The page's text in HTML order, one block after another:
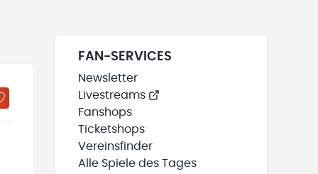
FAN-SERVICES
Newsletter
Livestreams
Fanshops
Ticketshops
Vereinsfinder
Alle Spiele des Tages